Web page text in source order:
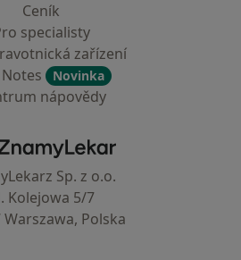
Ceník
specialisty
zařízení
Novinka
nápovědy
ZnamyLekar - Hlavní stránka
Sp. z o.o.
Kolejowa 5/7
Warszawa, Polska